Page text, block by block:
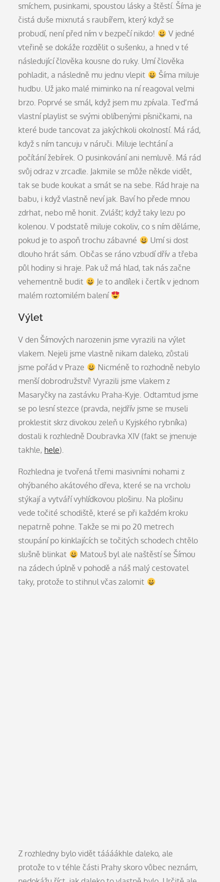
smíchem, pusinkami, spoustou lásky a štěstí. Šíma je
čistá duše mixnutá s raubířem, který když se
probudí, není před ním v bezpečí nikdo!
V jedné
vteřině se dokáže rozdělit o sušenku, a hned v té
následující člověka kousne do ruky. Umí člověka
pohladit, a následně mu jednu vlepit
Šíma miluje
hudbu. Už jako malé miminko na ní reagoval velmi
brzo. Poprvé se smál, když jsem mu zpívala. Teď má
vlastní playlist se svými oblíbenými písničkami, na
které bude tancovat za jakýchkoli okolností. Má rád,
když s ním tancuju v náruči. Miluje lechtání a
počítání žebírek. O pusinkování ani nemluvě. Má rád
svůj odraz v zrcadle. Jakmile se může někde vidět,
tak se bude koukat a smát se na sebe. Rád hraje na
babu, i když vlastně neví jak. Baví ho přede mnou
zdrhat, nebo mě honit. Zvlášť, když taky lezu po
kolenou. V podstatě miluje cokoliv, co s ním děláme,
pokud je to aspoň trochu zábavné
Umí si dost
dlouho hrát sám. Občas se ráno vzbudí dřív a třeba
půl hodiny si hraje. Pak už má hlad, tak nás začne
vehementně budit
Je to andílek i čertík v jednom
malém roztomilém balení
Výlet
V den Šímových narozenin jsme vyrazili na výlet
vlakem. Nejeli jsme vlastně nikam daleko, zůstali
jsme pořád v Praze
Nicméně to rozhodně nebylo
menší dobrodružství! Vyrazili jsme vlakem z
Masaryčky na zastávku Praha-Kyje. Odtamtud jsme
se po lesní stezce (pravda, nejdřív jsme se museli
proklestit skrz divokou zeleň u Kyjského rybníka)
dostali k rozhledně Doubravka XIV (fakt se jmenuje
takhle, hele).
Rozhledna je tvořená třemi masivními nohami z
ohýbaného akátového dřeva, které se na vrcholu
stýkají a vytváří vyhlídkovou plošinu. Na plošinu
vede točité schodiště, které se při každém kroku
nepatrně pohne. Takže se mi po 20 metrech
stoupání po kinklajících se točitých schodech chtělo
slušně blinkat
Matouš byl ale naštěstí se Šímou
na zádech úplně v pohodě a náš malý cestovatel
taky, protože to stihnul včas zalomit
Z rozhledny bylo vidět táááákhle daleko, ale
protože to v téhle části Prahy skoro vůbec neznám,